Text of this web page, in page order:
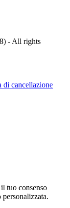
- All rights
di cancellazione
tuo consenso